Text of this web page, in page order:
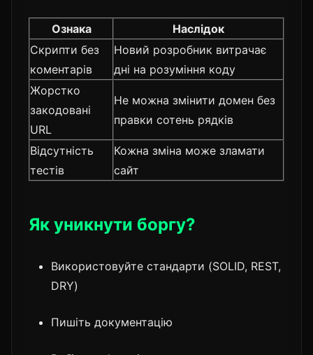
Ознака
Наслідок
Скрипти без
коментарів
Новий розробник витрачає
дні на розуміння коду
Жорстко
закодовані
URL
Не можна змінити домен без
правки сотень рядків
Відсутність
тестів
Кожна зміна може зламати
сайт
Як уникнути боргу?
Використовуйте стандарти (SOLID, REST,
DRY)
Пишіть документацію